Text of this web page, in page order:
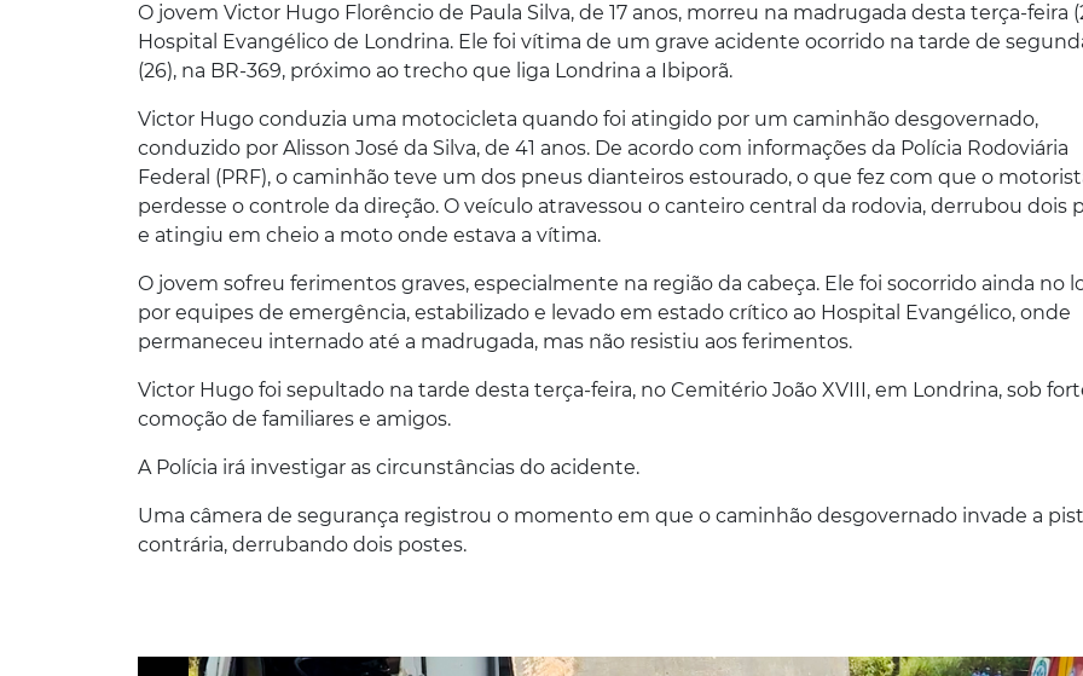
O jovem Victor Hugo Florêncio de Paula Silva, de 17 anos, morreu na madrugada desta terça-feira
Hospital Evangélico de Londrina. Ele foi vítima de um grave acidente ocorrido na tarde de
(26), na BR-369, próximo ao trecho que liga Londrina a Ibiporã.
Victor Hugo conduzia uma motocicleta quando foi atingido por um caminhão desgovernado,
conduzido por Alisson José da Silva, de 41 anos. De acordo com informações da Polícia Rodoviária
Federal (PRF), o caminhão teve um dos pneus dianteiros estourado, o que fez com que o
perdesse o controle da direção. O veículo atravessou o canteiro central da rodovia, derrubou dois
e atingiu em cheio a moto onde estava a vítima.
O jovem sofreu ferimentos graves, especialmente na região da cabeça. Ele foi socorrido ainda no
por equipes de emergência, estabilizado e levado em estado crítico ao Hospital Evangélico, onde
permaneceu internado até a madrugada, mas não resistiu aos ferimentos.
Victor Hugo foi sepultado na tarde desta terça-feira, no Cemitério João XVIII, em Londrina, sob
comoção de familiares e amigos.
A Polícia irá investigar as circunstâncias do acidente.
Uma câmera de segurança registrou o momento em que o caminhão desgovernado invade a
contrária, derrubando dois postes.